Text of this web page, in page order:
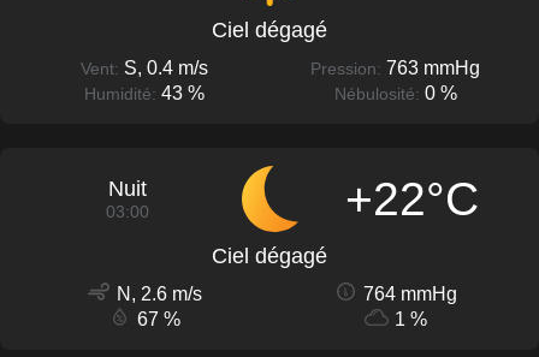
Ciel dégagé
Vent: S, 0.4 m/s Pression: 763 mmHg
Humidité: 43 % Nébulosité: 0 %
Nuit
03:00 +22°C
Ciel dégagé
N, 2.6 m/s
764 mmHg
67 %
1 %